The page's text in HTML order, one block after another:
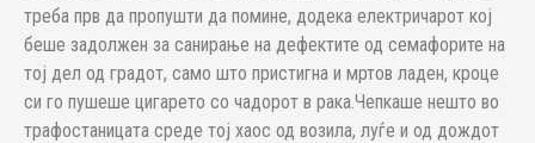
треба прв да пропушти да помине, додека електричарот кој
беше задолжен за санирање на дефектите од семафорите на
тој дел од градот, само што пристигна и мртов ладен, кроце
си го пушеше цигарето со чадорот в рака.Чепкаше нешто во
трафостаницата среде тој хаос од возила, луѓе и од дождот